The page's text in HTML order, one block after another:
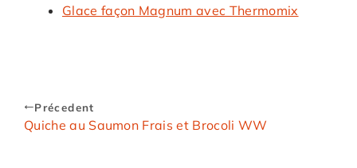
Glace façon Magnum avec Thermomix
Précedent
Quiche au Saumon Frais et Brocoli WW